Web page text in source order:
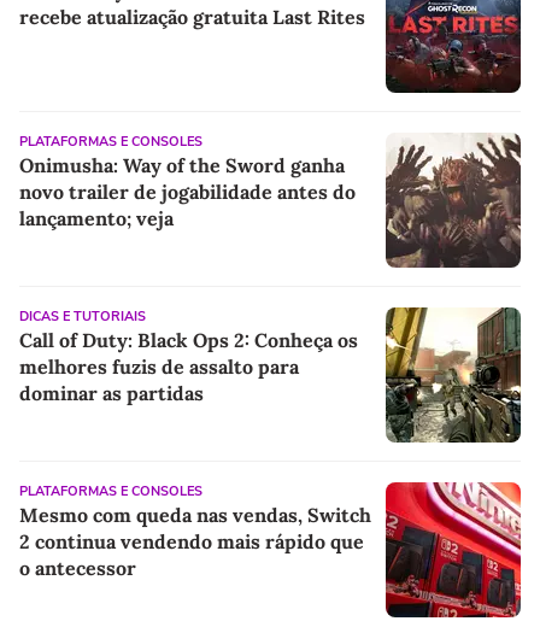
recebe atualização gratuita Last Rites
PLATAFORMAS E CONSOLES
Onimusha: Way of the Sword ganha
novo trailer de jogabilidade antes do
lançamento; veja
DICAS E TUTORIAIS
Call of Duty: Black Ops 2: Conheça os
melhores fuzis de assalto para
dominar as partidas
PLATAFORMAS E CONSOLES
Mesmo com queda nas vendas, Switch
2 continua vendendo mais rápido que
o antecessor